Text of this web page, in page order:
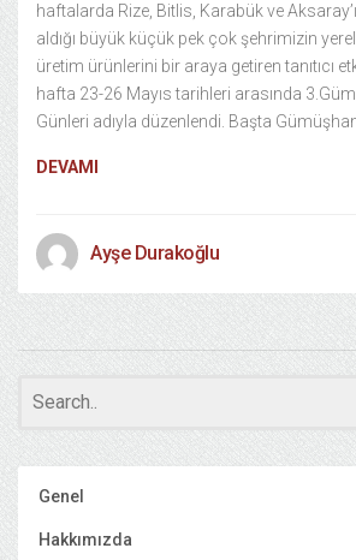
haftalarda Rize, Bitlis, Karabük ve
aldığı büyük küçük pek çok şehrimizin
üretim ürünlerini bir araya getiren tanıtıcı
hafta 23-26 Mayıs tarihleri arasında
Günleri adıyla düzenlendi. Başta
DEVAMI
Ayşe Durakoğlu
Genel
Hakkımızda